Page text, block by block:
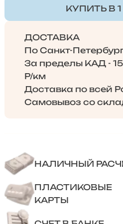
КУПИТЬ В
ДОСТАВКА
По Санкт-
За пределы КАД -
Р/км
Доставка по всей
Самовывоз со
НАЛИЧНЫЙ
ПЛАСТИКОВЫЕ
КАРТЫ